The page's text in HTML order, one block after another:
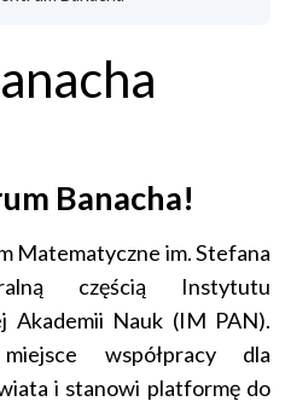
Banacha!
Matematyczne im. Stefana
częścią Instytutu
Akademii Nauk (IM PAN).
współpracy dla
i stanowi platformę do